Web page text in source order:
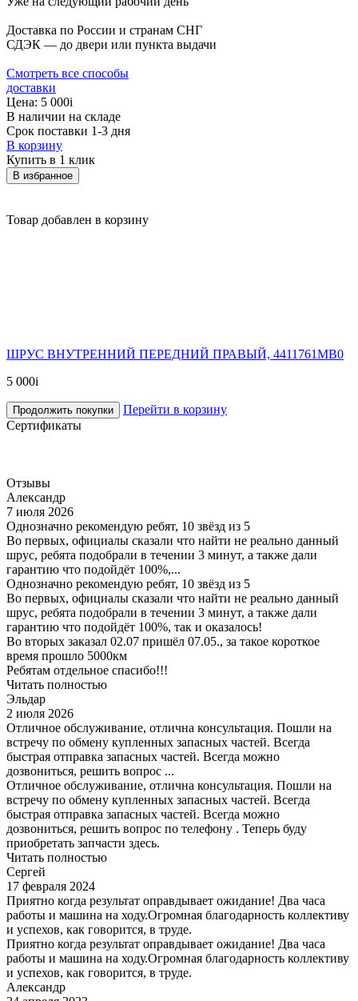
Доставка по России и странам СНГ
СДЭК — до двери или пункта выдачи
Смотреть все способы
доставки
Цена: 5 000i
В наличии на складе
Срок поставки 1-3 дня
В корзину
Купить в 1 клик
В избранное
Товар добавлен в корзину
ШРУС ВНУТРЕННИЙ ПЕРЕДНИЙ ПРАВЫЙ, 4411761MB0
5 000i
Продолжить покупки
Перейти в корзину
Сертификаты
Отзывы
Александр
7 июля 2026
Однозначно рекомендую ребят, 10 звёзд из 5
Во первых, официалы сказали что найти не реально данный
шрус, ребята подобрали в течении 3 минут, а также дали
гарантию что подойдёт 100%,...
Однозначно рекомендую ребят, 10 звёзд из 5
Во первых, официалы сказали что найти не реально данный
шрус, ребята подобрали в течении 3 минут, а также дали
гарантию что подойдёт 100%, так и оказалось!
Во вторых заказал 02.07 пришёл 07.05., за такое короткое
время прошло 5000км
Ребятам отдельное спасибо!!!
Читать полностью
Эльдар
2 июля 2026
Отличное обслуживание, отлична консультация. Пошли на
встречу по обмену купленных запасных частей. Всегда
быстрая отправка запасных частей. Всегда можно
дозвониться, решить вопрос ...
Отличное обслуживание, отлична консультация. Пошли на
встречу по обмену купленных запасных частей. Всегда
быстрая отправка запасных частей. Всегда можно
дозвониться, решить вопрос по телефону . Теперь буду
приобретать запчасти здесь.
Читать полностью
Сергей
17 февраля 2024
Приятно когда результат оправдывает ожидание! Два часа
работы и машина на ходу.Огромная благодарность коллективу
и успехов, как говорится, в труде.
Приятно когда результат оправдывает ожидание! Два часа
работы и машина на ходу.Огромная благодарность коллективу
и успехов, как говорится, в труде.
Александр